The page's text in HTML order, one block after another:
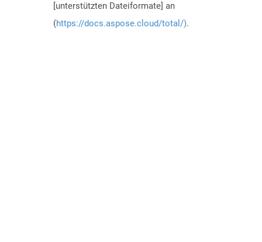
[unterstützten Dateiformate] an
(https://docs.aspose.cloud/total/).